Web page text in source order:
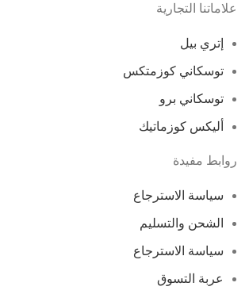
علاماتنا التجارية
إتري بيل
توسكاني كوزمتكس
توسكاني برو
أليكس كوزماتيك
روابط مفيدة
سياسة الاسترجاع
الشحن والتسليم
سياسة الاسترجاع
عربة التسوق